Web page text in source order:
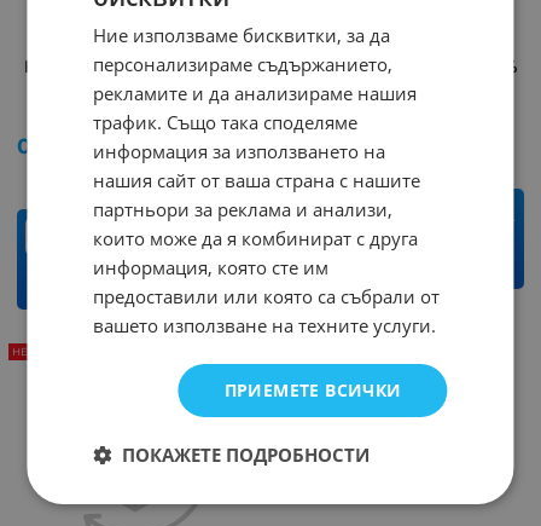
Резистор 5.1KOM/0.25W
SMD 1206 0.1%
Арт.№: 242194
0.19 / 0.37 лв.
бр.
КУПИ
Резистор 0.15OM/2W 1%
Арт.№: 42710
0.41 €
бр.
НЕНАЛИЧЕН
Ние използваме бисквитки, за да
персонализираме съдържанието,
рекламите и да анализираме нашия
трафик. Също така споделяме
информация за използването на
нашия сайт от ваша страна с нашите
партньори за реклама и анализи,
които може да я комбинират с друга
информация, която сте им
предоставили или която са събрали от
вашето използване на техните услуги.
ПРИЕМЕТЕ ВСИЧКИ
ПОКАЖЕТЕ ПОДРОБНОСТИ